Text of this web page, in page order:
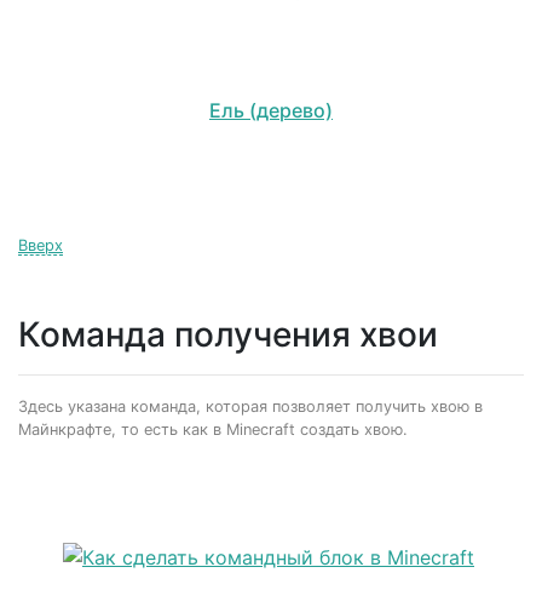
Ель (дерево)
Вверх
Команда получения хвои
Здесь указана команда, которая позволяет получить хвою в
Майнкрафте, то есть как в Minecraft создать хвою.